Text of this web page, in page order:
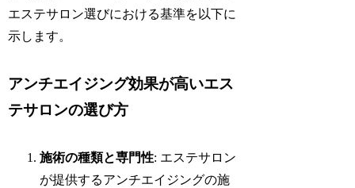
エステサロン選びにおける基準を以下に
示します。
アンチエイジング効果が高いエス
テサロンの選び方
施術の種類と専門性: エステサロン
が提供するアンチエイジングの施